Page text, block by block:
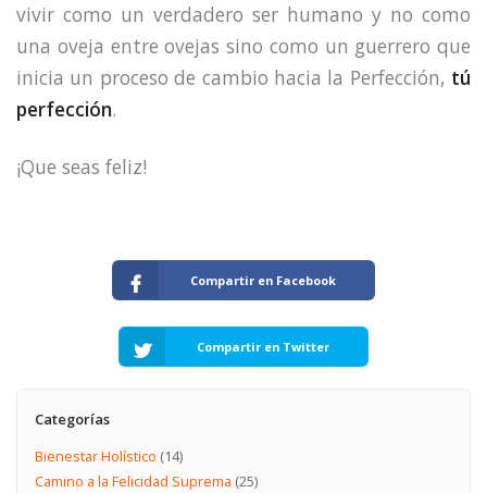
vivir como un verdadero ser humano y no como
una oveja entre ovejas sino como un guerrero que
inicia un proceso de cambio hacia la Perfección, tú
perfección.
¡Que seas feliz!
Compartir en Facebook
Compartir en Twitter
Categorías
Bienestar Holístico (14)
Camino a la Felicidad Suprema (25)